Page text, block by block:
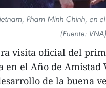
Pham Minh Chinh, en
(Fuente: VNA)
visita oficial del
en el Año de Amistad
de la buena